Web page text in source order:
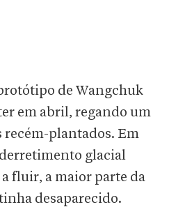
de Wangchuk
em abril, regando um
recém-plantados. Em
glacial
fluir, a maior parte da
desaparecido.